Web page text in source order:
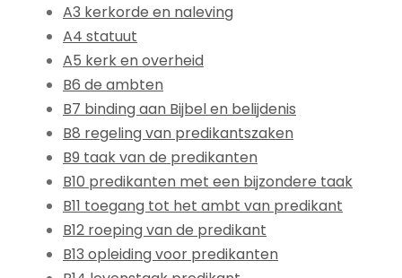
A3 kerkorde en naleving
A4 statuut
A5 kerk en overheid
B6 de ambten
B7 binding aan Bijbel en belijdenis
B8 regeling van predikantszaken
B9 taak van de predikanten
B10 predikanten met een bijzondere taak
B11 toegang tot het ambt van predikant
B12 roeping van de predikant
B13 opleiding voor predikanten